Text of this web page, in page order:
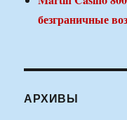
безграничные
АРХИВЫ